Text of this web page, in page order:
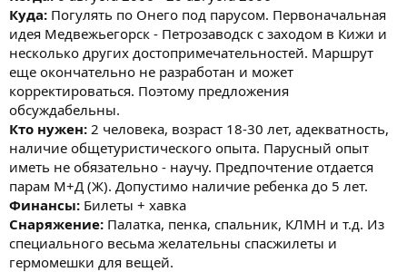
Куда: Погулять по Онего под парусом. Первоначальная
идея Медвежьегорск - Петрозаводск с заходом в Кижи и
несколько других достопримечательностей. Маршрут
еще окончательно не разработан и может
корректироваться. Поэтому предложения
обсуждабельны.
Кто нужен: 2 человека, возраст 18-30 лет, адекватность,
наличие общетуристического опыта. Парусный опыт
иметь не обязательно - научу. Предпочтение отдается
парам М+Д (Ж). Допустимо наличие ребенка до 5 лет.
Финансы: Билеты + хавка
Снаряжение: Палатка, пенка, спальник, КЛМН и т.д. Из
специального весьма желательны спасжилеты и
гермомешки для вещей.